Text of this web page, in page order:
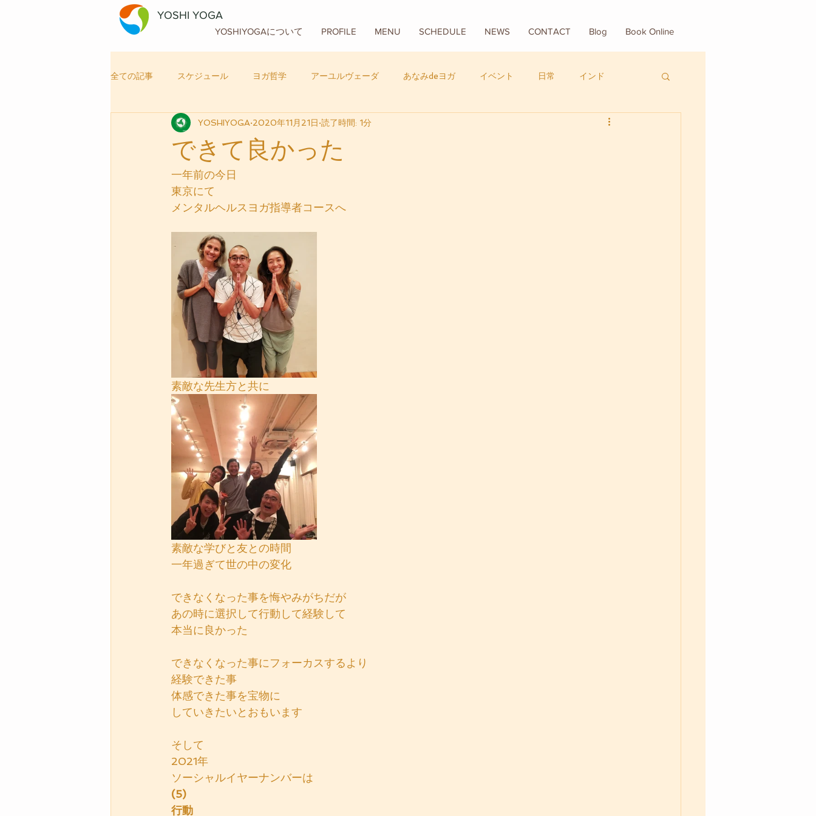
YOSHI YOGA
YOSHIYOGAについて PROFILE MENU SCHEDULE NEWS CONTACT Blog Book Online
全ての記事 スケジュール ヨガ哲学 アーユルヴェーダ あなみdeヨガ イベント 日常 インド
自律神経メンテナンス ヨガ フード バリ
できて良かった
YOSHIYOGA 2020年11月21日 読了時間: 1分
一年前の今日
東京にて
メンタルヘルスヨガ指導者コースへ
素敵な先生方と共に
素敵な学びと友との時間
一年過ぎて世の中の変化
できなくなった事を悔やみがちだが
あの時に選択して行動して経験して
本当に良かった
できなくなった事にフォーカスするより
経験できた事
体感できた事を宝物に
していきたいとおもいます
そして
2021年
ソーシャルイヤーナンバーは
(5)
行動